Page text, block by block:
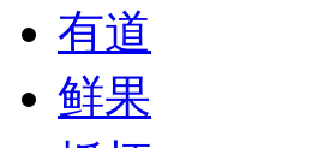
有道
鲜果